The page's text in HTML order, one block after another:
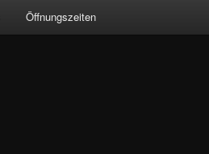
Öffnungszeiten